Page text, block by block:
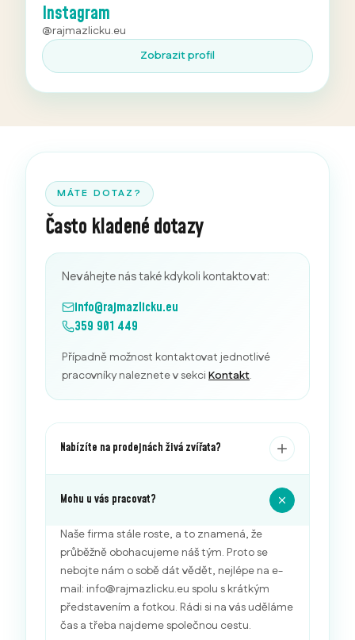
Instagram
@rajmazlicku.eu
Zobrazit profil
MÁTE DOTAZ?
Často kladené dotazy
Neváhejte nás také kdykoli kontaktovat:
info@rajmazlicku.eu
359 901 449
Případně možnost kontaktovat jednotlivé
pracovníky naleznete v sekci Kontakt.
Nabízíte na prodejnách živá zvířata?
Mohu u vás pracovat?
Naše firma stále roste, a to znamená, že
průběžně obohacujeme náš tým. Proto se
nebojte nám o sobě dát vědět, nejlépe na e-
mail: info@rajmazlicku.eu spolu s krátkým
představením a fotkou. Rádi si na vás uděláme
čas a třeba najdeme společnou cestu.